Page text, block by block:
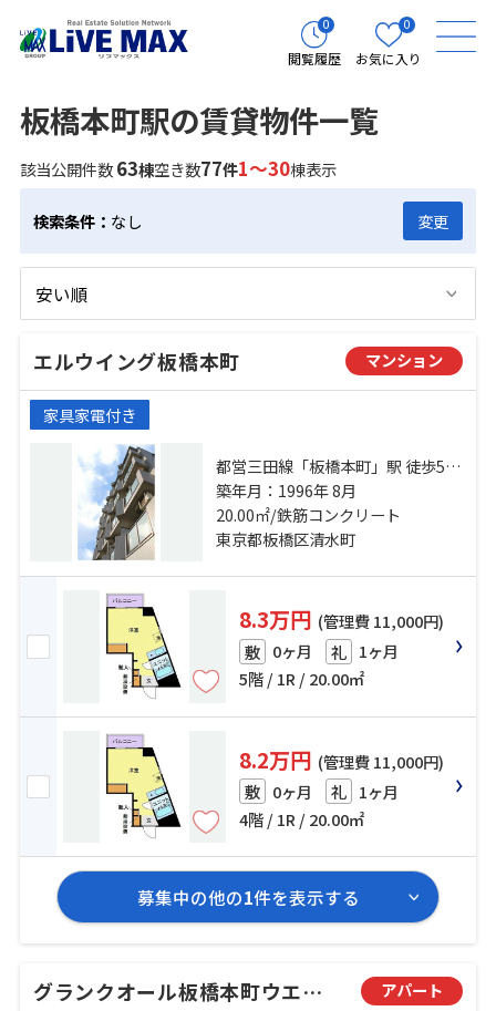
0
閲覧履歴
0
お気に入り
板橋本町駅の賃貸物件一覧
該当公開件数63棟空き数77件1～30棟表示
検索条件： なし 変更
エルウイング板橋本町 マンション
家具家電付き
都営三田線「板橋本町」駅 徒歩5分
都営三田線「本蓮沼」駅 徒歩5分 埼
京線「十条」駅 徒歩23分
築年月：1996年 8月
20.00㎡/鉄筋コンクリート
東京都板橋区清水町
8.3万円 (管理費 11,000円)
敷 0ヶ月 礼 1ヶ月
5階 / 1R / 20.00㎡
8.2万円 (管理費 11,000円)
敷 0ヶ月 礼 1ヶ月
4階 / 1R / 20.00㎡
募集中の他の1件を表示する
グランクオール板橋本町ウエストレジデンス アパート